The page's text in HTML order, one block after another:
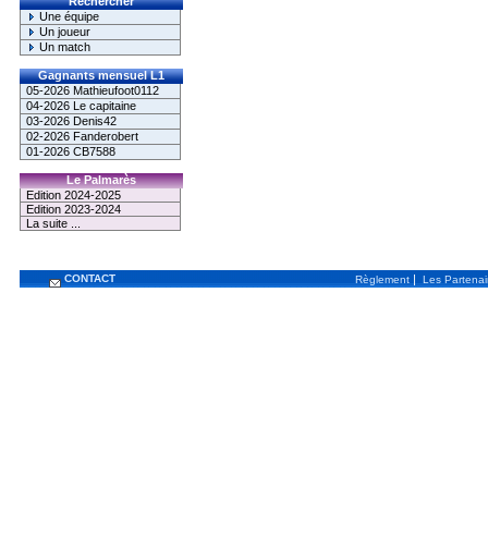
Une équipe
Un joueur
Un match
Gagnants mensuel L1
05-2026 Mathieufoot0112
04-2026 Le capitaine
03-2026 Denis42
02-2026 Fanderobert
01-2026 CB7588
Le Palmarès
Edition 2024-2025
Edition 2023-2024
La suite ...
CONTACT Règlement | Les